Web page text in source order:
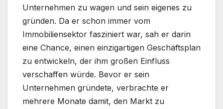
Unternehmen zu wagen und sein eigenes zu
gründen. Da er schon immer vom
Immobiliensektor fasziniert war, sah er darin
eine Chance, einen einzigartigen Geschäftsplan
zu entwickeln, der ihm großen Einfluss
verschaffen würde. Bevor er sein
Unternehmen gründete, verbrachte er
mehrere Monate damit, den Markt zu